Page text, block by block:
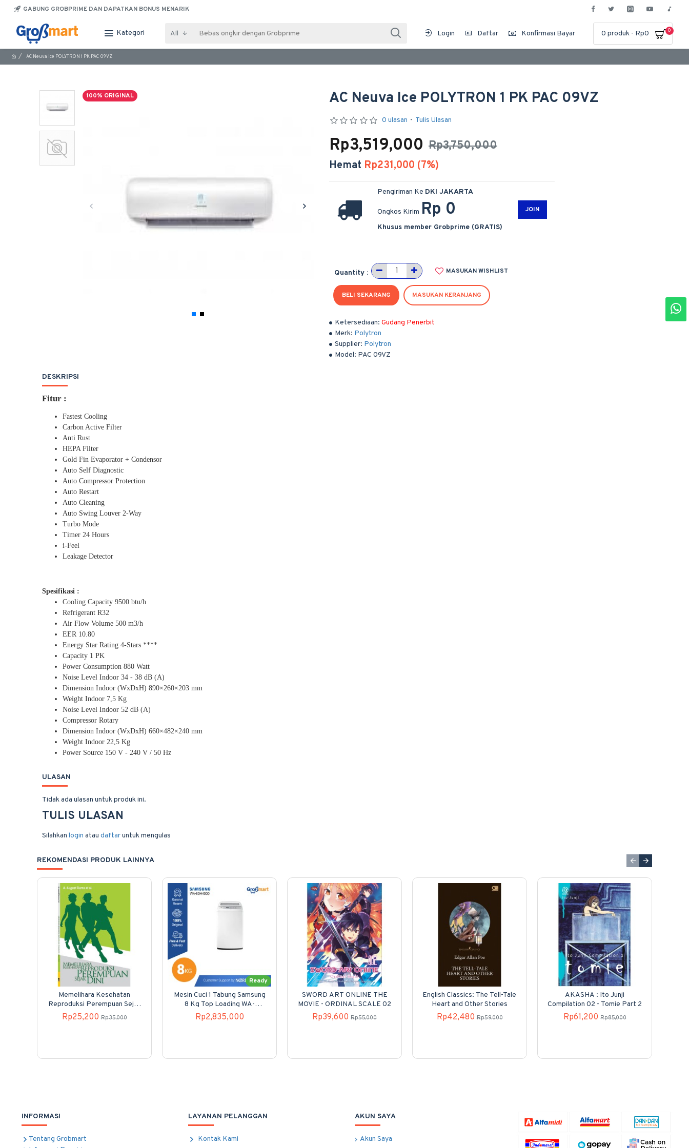
GABUNG GROBPRIME DAN DAPATKAN BONUS MENARIK
Kategori All Login Daftar Konfirmasi Bayar 0 produk - Rp0 0
AC Neuva Ice POLYTRON 1 PK PAC 09VZ
100% ORIGINAL AC Neuva Ice POLYTRON 1 PK PAC 09VZ
Ketersediaan: Gudang Penerbit
Merk: Polytron
Supplier: Polytron
Model: PAC 09VZ
0 ulasan - Tulis Ulasan
Rp3,750,000
Rp3,519,000
Hemat Rp231,000 (7%)
Pengiriman Ke DKI JAKARTA
Ongkos Kirim Rp 0
Khusus member Grobprime (GRATIS)
JOIN
Quantity : MASUKAN WISHLIST
BELI SEKARANG MASUKAN KERANJANG
DESKRIPSI
Fitur :
Fastest Cooling
Carbon Active Filter
Anti Rust
HEPA Filter
Gold Fin Evaporator + Condensor
Auto Self Diagnostic
Auto Compressor Protection
Auto Restart
Auto Cleaning
Auto Swing Louver 2-Way
Turbo Mode
Timer 24 Hours
i-Feel
Leakage Detector
Spesifikasi :
Cooling Capacity 9500 btu/h
Refrigerant R32
Air Flow Volume 500 m3/h
EER 10.80
Energy Star Rating 4-Stars ****
Capacity 1 PK
Power Consumption 880 Watt
Noise Level Indoor 34 - 38 dB (A)
Dimension Indoor (WxDxH) 890×260×203 mm
Weight Indoor 7,5 Kg
Noise Level Indoor 52 dB (A)
Compressor Rotary
Dimension Indoor (WxDxH) 660×482×240 mm
Weight Indoor 22,5 Kg
Power Source 150 V - 240 V / 50 Hz
ULASAN
Tidak ada ulasan untuk produk ini.
TULIS ULASAN
Silahkan login atau daftaruntuk mengulas
REKOMENDASI PRODUK LAINNYA
Memelihara Kesehatan
Reproduksi Perempuan Sejak
Dini
Rp25,200 Rp35,000
Ready
Mesin Cuci 1 Tabung Samsung
8 Kg Top Loading WA-
80H4000
Rp2,835,000
SWORD ART ONLINE THE
MOVIE - ORDINAL SCALE 02
Rp39,600 Rp55,000
English Classics: The Tell-Tale
Heart and Other Stories
Rp42,480 Rp59,000
AKASHA : Ito Junji
Compilation 02 - Tomie Part 2
Rp61,200 Rp85,000
INFORMASI
Tentang Grobmart
LAYANAN PELANGGAN
Kontak Kami
AKUN SAYA
Akun Saya